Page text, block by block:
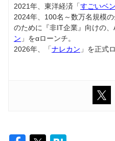
2021年、東洋経済「すごいベ
2024年、100名～数万名規模
のために『非IT企業』向けの
ン 」をαローンチ。
2026年、「ナレカン 」を正式